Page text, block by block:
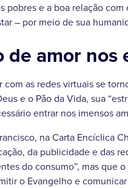
pobres e a boa relação
– por meio de sua
de amor
com as redes virtuais se
e o Pão da Vida, sua
entrar nos imensos
na Carta Encíclica
da publicidade e das
do consumo”, mas que
o Evangelho e